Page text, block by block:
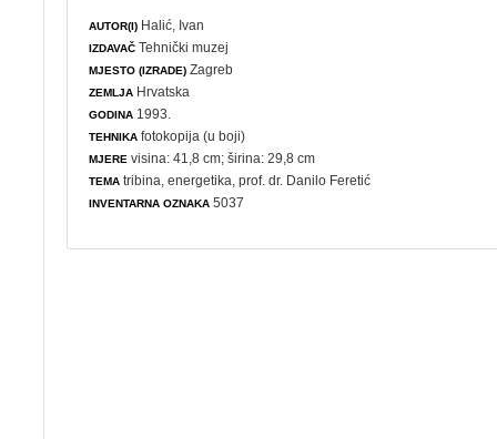
AUTOR(I) Halić, Ivan
IZDAVAČ Tehnički muzej
MJESTO (IZRADE) Zagreb
ZEMLJA Hrvatska
GODINA 1993.
TEHNIKA fotokopija (u boji)
MJERE visina: 41,8 cm; širina: 29,8 cm
TEMA tribina ,energetika , prof. dr. Danilo Feretić
INVENTARNA OZNAKA 5037